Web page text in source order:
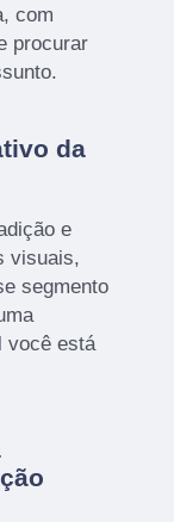
com
procurar
da
e
visuais,
segmento
você está